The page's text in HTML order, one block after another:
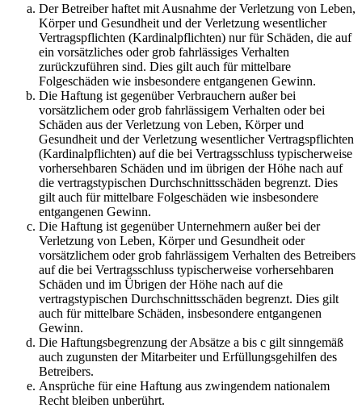
Der Betreiber haftet mit Ausnahme der Verletzung von Leben,
Körper und Gesundheit und der Verletzung wesentlicher
Vertragspflichten (Kardinalpflichten) nur für Schäden, die auf
ein vorsätzliches oder grob fahrlässiges Verhalten
zurückzuführen sind. Dies gilt auch für mittelbare
Folgeschäden wie insbesondere entgangenen Gewinn.
Die Haftung ist gegenüber Verbrauchern außer bei
vorsätzlichem oder grob fahrlässigem Verhalten oder bei
Schäden aus der Verletzung von Leben, Körper und
Gesundheit und der Verletzung wesentlicher Vertragspflichten
(Kardinalpflichten) auf die bei Vertragsschluss typischerweise
vorhersehbaren Schäden und im übrigen der Höhe nach auf
die vertragstypischen Durchschnittsschäden begrenzt. Dies
gilt auch für mittelbare Folgeschäden wie insbesondere
entgangenen Gewinn.
Die Haftung ist gegenüber Unternehmern außer bei der
Verletzung von Leben, Körper und Gesundheit oder
vorsätzlichem oder grob fahrlässigem Verhalten des Betreibers
auf die bei Vertragsschluss typischerweise vorhersehbaren
Schäden und im Übrigen der Höhe nach auf die
vertragstypischen Durchschnittsschäden begrenzt. Dies gilt
auch für mittelbare Schäden, insbesondere entgangenen
Gewinn.
Die Haftungsbegrenzung der Absätze a bis c gilt sinngemäß
auch zugunsten der Mitarbeiter und Erfüllungsgehilfen des
Betreibers.
Ansprüche für eine Haftung aus zwingendem nationalem
Recht bleiben unberührt.